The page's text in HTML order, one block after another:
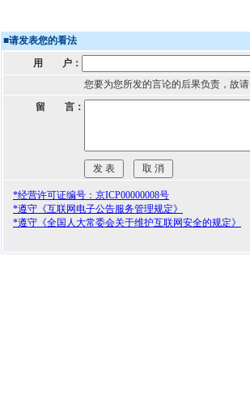
■请发表您的看法
用 户：
您要为您所发的言论的后果负责，故
留 言：
*经营许可证编号：京ICP00000008号
*遵守《互联网电子公告服务管理规定》
*遵守《全国人大常委会关于维护互联网安全的规定》